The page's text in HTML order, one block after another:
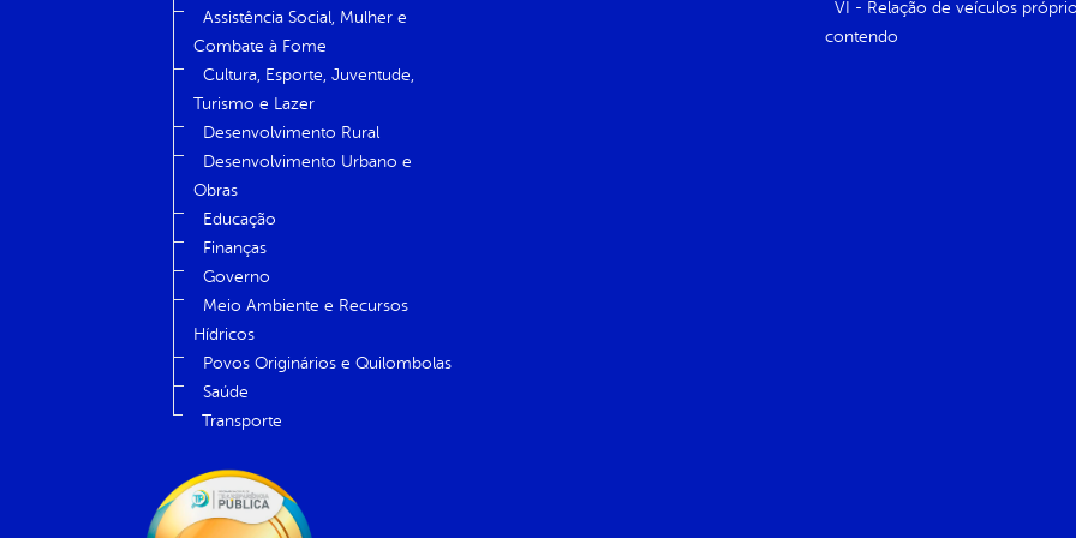
Assistência Social, Mulher e
Combate à Fome
Cultura, Esporte, Juventude,
Turismo e Lazer
Desenvolvimento Rural
Desenvolvimento Urbano e
Obras
Educação
Finanças
Governo
Meio Ambiente e Recursos
Hídricos
Povos Originários e Quilombolas
Saúde
Transporte
VI - Relação de veículos
contendo